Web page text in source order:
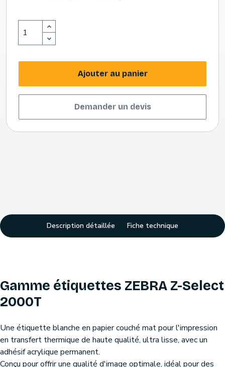
Ajouter au panier
Demander un devis
Description détaillée Fiche technique
Gamme étiquettes ZEBRA Z-Select
2000T
Une étiquette blanche en papier couché mat pour l'impression
en transfert thermique de haute qualité, ultra lisse, avec un
adhésif acrylique permanent.
Conçu pour offrir une qualité d'image optimale, idéal pour des